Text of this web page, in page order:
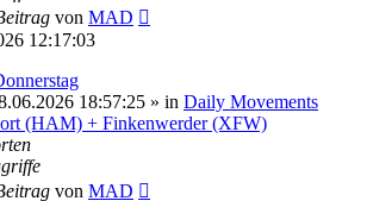
von MAD
12:17:03
18:57:25 » in Daily Movements
(HAM) + Finkenwerder (XFW)
von MAD